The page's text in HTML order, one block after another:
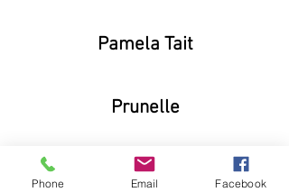
Pamela Tait
Prunelle
Pum Pum
Phone Email Facebook